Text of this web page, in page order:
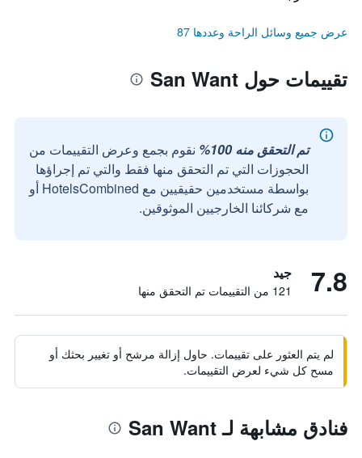
عرض جميع وسائل الراحة وعددها 87
تقييمات حول San Want
تم التحقق منه 100%
نقوم بجمع وعرض التقييمات من
الحجوزات التي تم التحقق منها فقط والتي تم إجراؤها
بواسطة مستخدمين حقيقيين مع HotelsCombined أو
مع شركائنا الخارجيين الموثوقين.
7.8 جيد
121 من التقييمات تم التحقق منها
لم يتم العثور على تقييمات. حاول إزالة مرشح أو تغيير بحثك أو
مسح كل شيء لعرض التقييمات.
فنادق مشابهة لـ San Want